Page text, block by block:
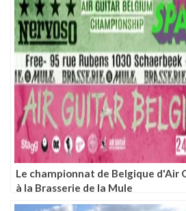
Le championnat de Belgique d'Air
à la Brasserie de la Mule